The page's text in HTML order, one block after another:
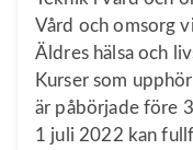
Vård och omsorg
Äldres hälsa och
Kurser som
är påbörjade före
1 juli 2022 kan